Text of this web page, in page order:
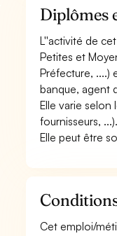
Diplômes
L''activité de
Petites et
Préfecture, ....)
banque, agent
Elle varie selon
fournisseurs, ...).
Elle peut être
Cet emploi/